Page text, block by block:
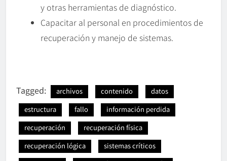
y otras herramientas de diagnóstico.
Capacitar al personal en procedimientos de
recuperación y manejo de sistemas.
Tagged: archivos contenido
datos
estructura
fallo
información perdida
recuperación
recuperación física
recuperación lógica
sistemas críticos